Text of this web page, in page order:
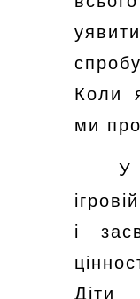
Коли
ми
У
і
Діти